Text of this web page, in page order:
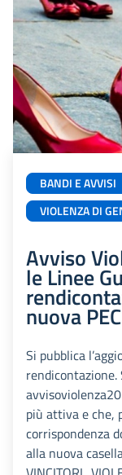
BANDI E AVVISI
VIOLENZA DI
Avviso
le Linee
nuova PEC
Si pubblica
più attiva e che,
corrispondenza
alla nuova